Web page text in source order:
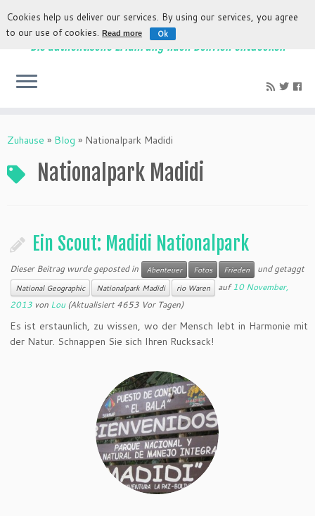
Die authentische Erfahrung nach Bolivien entdecken
Zuhause » Blog » Nationalpark Madidi
Nationalpark Madidi
Ein Scout: Madidi Nationalpark
Dieser Beitrag wurde geposted in Abenteuer Fotos Frieden und getaggt
National Geographic Nationalpark Madidi rio Waren auf10 November,
2013 von Lou(Aktualisiert 4653 Vor Tagen)
Es ist erstaunlich, zu wissen, wo der Mensch lebt in Harmonie mit
der Natur. Schnappen Sie sich Ihren Rucksack!
Cookies help us deliver our services. By using our services, you agree
to our use of cookies.Read more Ok